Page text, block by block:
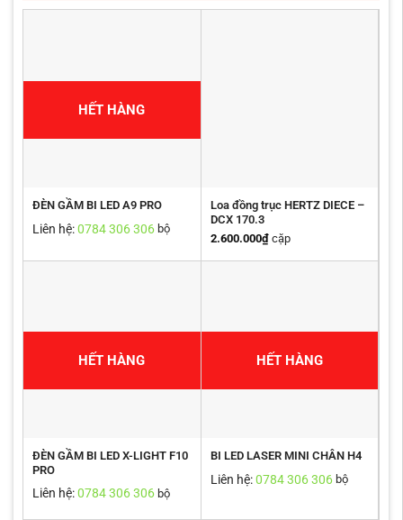
HẾT HÀNG
ĐÈN GẦM BI LED A9 PRO
Liên hệ:0784 306 306 bộ
Loa đồng trục HERTZ DIECE –
DCX 170.3
2.600.000₫cặp
HẾT HÀNG
ĐÈN GẦM BI LED X-LIGHT F10
PRO
Liên hệ:0784 306 306 bộ
HẾT HÀNG
BI LED LASER MINI CHÂN H4
Liên hệ:0784 306 306bộ